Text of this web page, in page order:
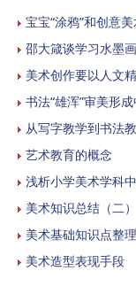
宝宝“涂鸦”和创意
邵大箴谈学习水墨
美术创作要以人文
书法“雄浑”审美形
从写字教学到书法
艺术教育的概念
浅析小学美术学科
美术知识总结（二
美术基础知识点整理
美术造型表现手段